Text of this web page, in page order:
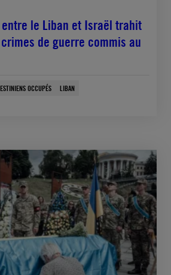
entre le Liban et Israël trahit
de guerre commis au
OCCUPÉS
LIBAN